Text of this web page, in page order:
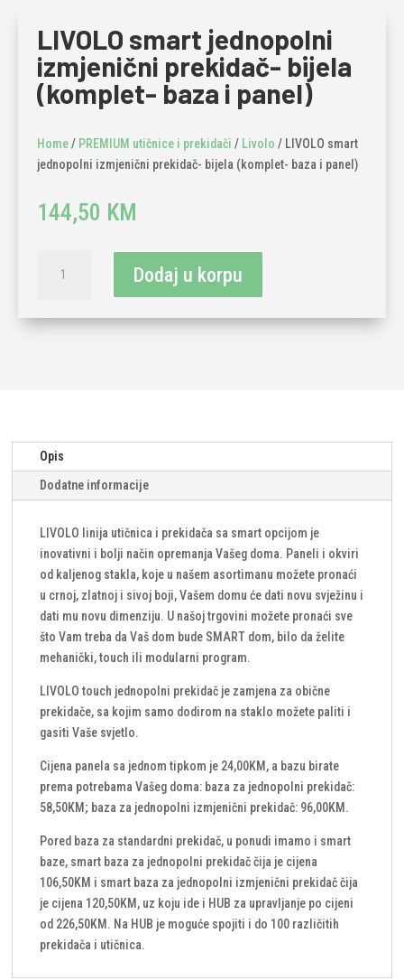
LIVOLO smart jednopolni
izmjenični prekidač- bijela
(komplet- baza i panel)
Home/ PREMIUM utičnice i prekidači / Livolo / LIVOLO smart
jednopolni izmjenični prekidač- bijela (komplet- baza i panel)
144,50 KM
smart
izmjenični
panel)
količina
Dodaj u korpu
Opis
Dodatne informacije
LIVOLO linija utičnica i prekidača sa smart opcijom je
inovativni i bolji način opremanja Vašeg doma. Paneli i okviri
od kaljenog stakla, koje u našem asortimanu možete pronaći
u crnoj, zlatnoj i sivoj boji, Vašem domu će dati novu svježinu i
dati mu novu dimenziju. U našoj trgovini možete pronaći sve
što Vam treba da Vaš dom bude SMART dom, bilo da želite
mehanički, touch ili modularni program.
LIVOLO touch jednopolni prekidač je zamjena za obične
prekidače, sa kojim samo dodirom na staklo možete paliti i
gasiti Vaše svjetlo.
Cijena panela sa jednom tipkom je 24,00KM, a bazu birate
prema potrebama Vašeg doma: baza za jednopolni prekidač:
58,50KM; baza za jednopolni izmjenični prekidač: 96,00KM.
Pored baza za standardni prekidač, u ponudi imamo i smart
baze, smart baza za jednopolni prekidač čija je cijena
106,50KM i smart baza za jednopolni izmjenični prekidač čija
je cijena 120,50KM, uz koju ide i HUB za upravljanje po cijeni
od 226,50KM. Na HUB je moguće spojiti i do 100 različitih
prekidača i utičnica.